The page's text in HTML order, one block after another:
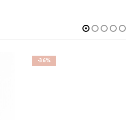
-36%